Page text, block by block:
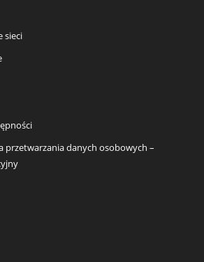
sieci
przetwarzania danych osobowych –